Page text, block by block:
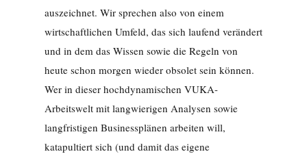
auszeichnet. Wir sprechen also von einem
wirtschaftlichen Umfeld, das sich laufend verändert
und in dem das Wissen sowie die Regeln von
heute schon morgen wieder obsolet sein können.
Wer in dieser hochdynamischen VUKA-
Arbeitswelt mit langwierigen Analysen sowie
langfristigen Businessplänen arbeiten will,
katapultiert sich (und damit das eigene